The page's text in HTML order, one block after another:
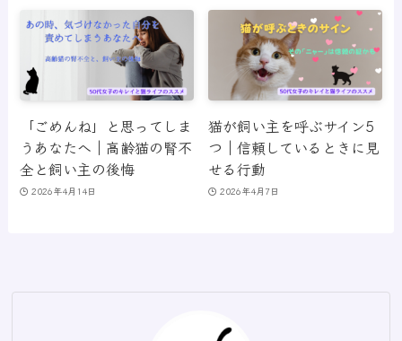
「ごめんね」と思ってしま
うあなたへ｜高齢猫の腎不
全と飼い主の後悔
2026年4月14日
猫が飼い主を呼ぶサイン5
つ｜信頼しているときに見
せる行動
2026年4月7日